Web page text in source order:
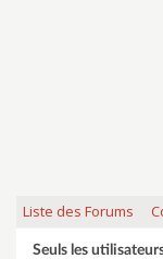
Liste des Forums
Seuls les